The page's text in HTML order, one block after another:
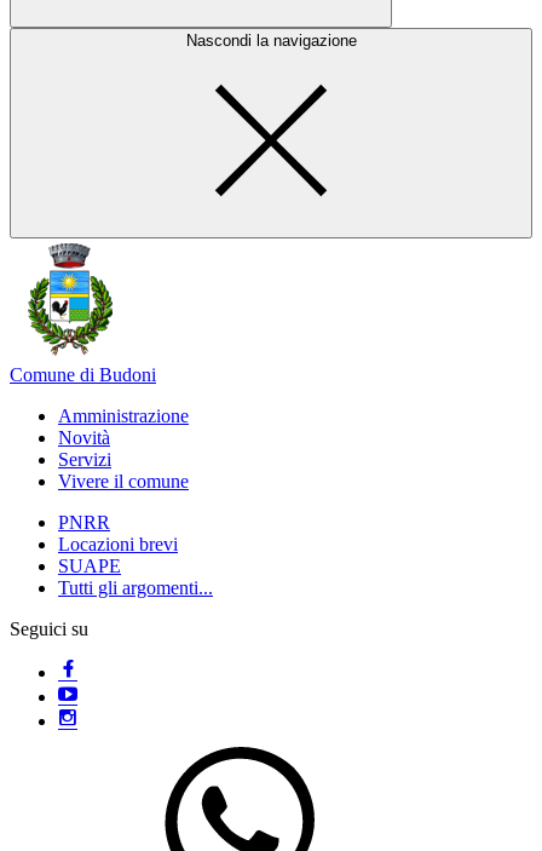
Nascondi la navigazione
Comune di Budoni
Amministrazione
Novità
Servizi
Vivere il comune
PNRR
Locazioni brevi
SUAPE
Tutti gli argomenti...
Seguici su